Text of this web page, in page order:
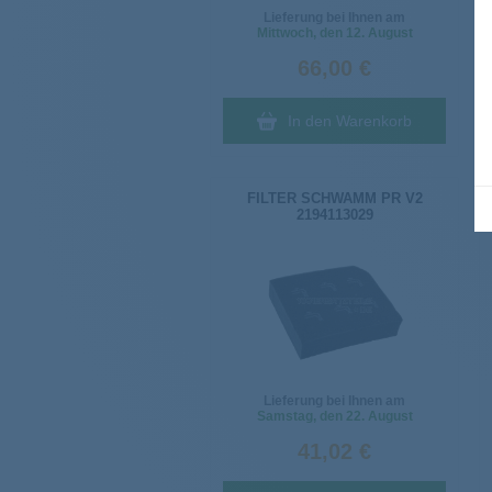
Mittwoch, den 12. August
66,00 €
In den Warenkorb
FILTER SCHWAMM PR V2
2194113029
Samstag, den 22. August
41,02 €